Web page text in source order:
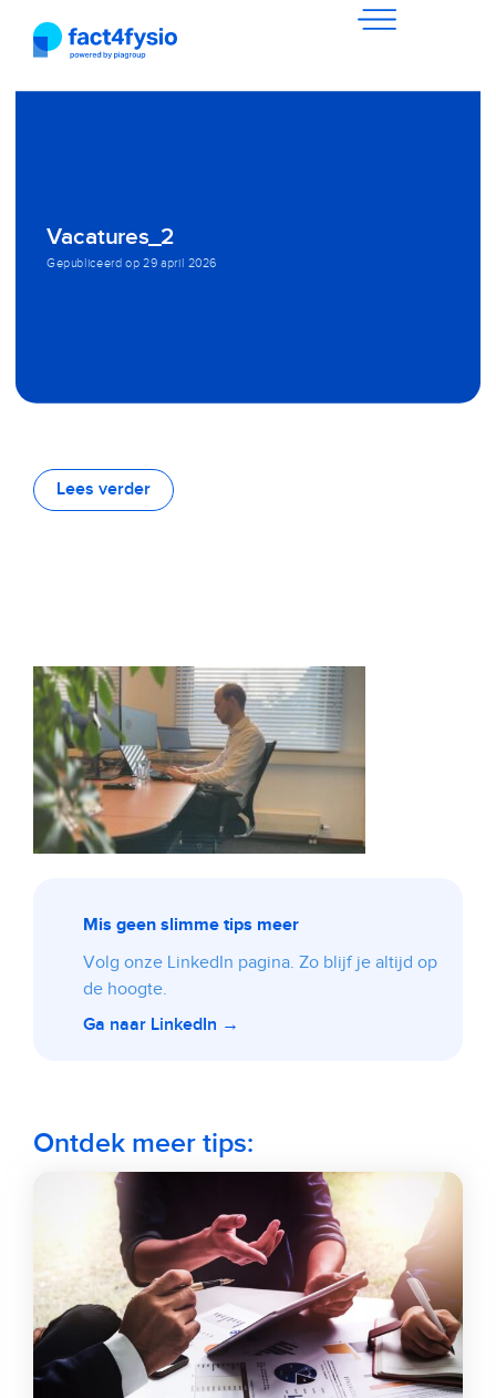
Vacatures_2
Gepubliceerd op 29 april 2026
Lees verder
Mis geen slimme tips meer
Volg onze LinkedIn pagina. Zo blijf je altijd op
de hoogte.
Ga naar LinkedIn →
Ontdek meer tips: